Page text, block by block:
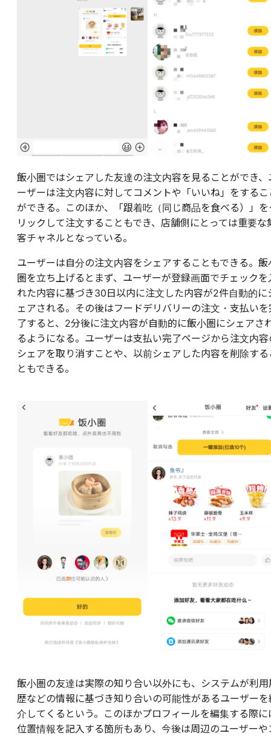
飯小圏ではシェアした友達の注文内容を見ることができ、
ーザーは注文内容に対してコメントや「いいね」をするこ
ができる。このほか、「跟着吃（同じ商品を食べる）」を
リックして注文することもでき、店舗側にとっては重要な
客チャネルとなっている。
ユーザーは自分の注文内容をシェアすることもできる。飯
圏を立ち上げるとまず、ユーザーが登録画面でチェックを
れた内容に基づき30日以内に注文した内容が2件自動的に
ェアされる。その後はフードデリバリーの注文・支払いを
了すると、2分後に注文内容が自動的に飯小圏にシェアさ
るようになる。ユーザーは支払い完了ページから注文内容
シェアを取り消すことや、以前シェアした内容を削除する
ともできる。
飯小圏の友達は実際の知り合い以外にも、システムが利用
歴などの情報に基づき知り合いの可能性があるユーザーを
介してくるという。このほかプロフィールを編集する際に
位置情報を記入する箇所もあり、今後は周辺のユーザーや